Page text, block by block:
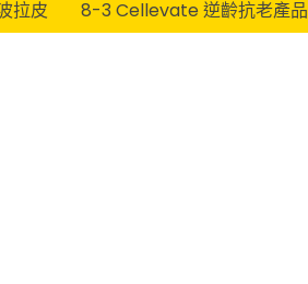
拉皮 8-3 Cellevate 逆齡抗老產品